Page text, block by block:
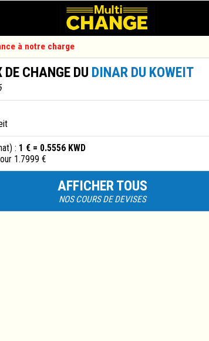
à notre charge
DE CHANGE DU DINAR DU KOWEIT
: 1 € = 0.5556 KWD
1.7999 €
AFFICHER TOUS
NOS COURS DE DEVISES